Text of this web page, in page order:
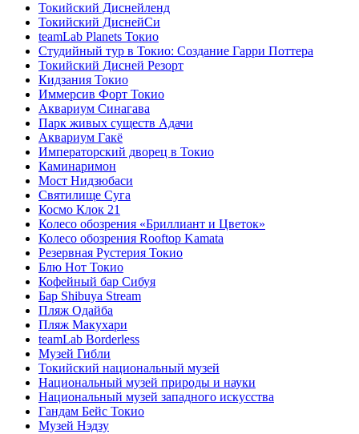
Токийский Диснейленд
Токийский ДиснейСи
teamLab Planets Токио
Студийный тур в Токио: Создание Гарри Поттера
Токийский Дисней Резорт
Кидзания Токио
Иммерсив Форт Токио
Аквариум Синагава
Парк живых существ Адачи
Аквариум Гакё
Императорский дворец в Токио
Каминаримон
Мост Нидзюбаси
Святилище Суга
Космо Клок 21
Колесо обозрения «Бриллиант и Цветок»
Колесо обозрения Rooftop Kamata
Резервная Рустерия Токио
Блю Нот Токио
Кофейный бар Сибуя
Бар Shibuya Stream
Пляж Одайба
Пляж Макухари
teamLab Borderless
Музей Гибли
Токийский национальный музей
Национальный музей природы и науки
Национальный музей западного искусства
Гандам Бейс Токио
Музей Нэдзу